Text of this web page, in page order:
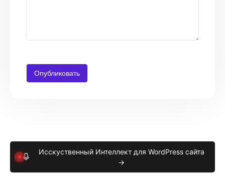
Исскуственный Интеллект для WordPress сайта
→